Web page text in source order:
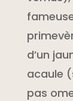
d’un
acaule
pas